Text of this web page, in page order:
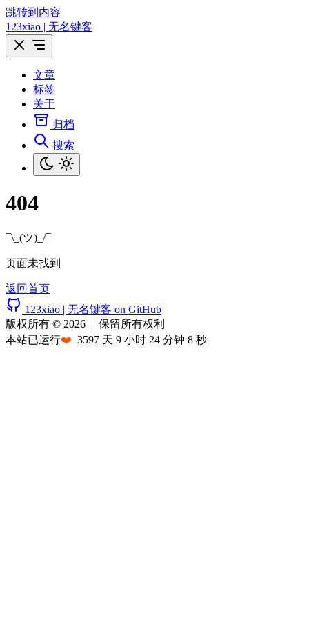
跳转到内容
123xiao | 无名键客
文章
标签
关于
归档
搜索
404
¯\_(ツ)_/¯
页面未找到
返回首页
123xiao | 无名键客 on GitHub
版权所有 © 2026 | 保留所有权利
本站已运行❤️ 3597 天 9 小时 24 分钟 8 秒